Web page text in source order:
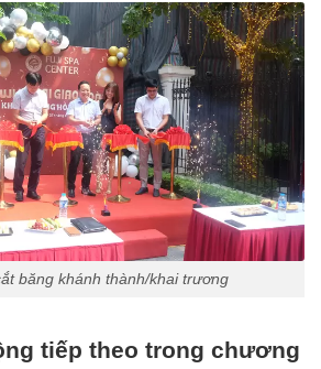
băng khánh thành/khai trương
tiếp theo trong chương